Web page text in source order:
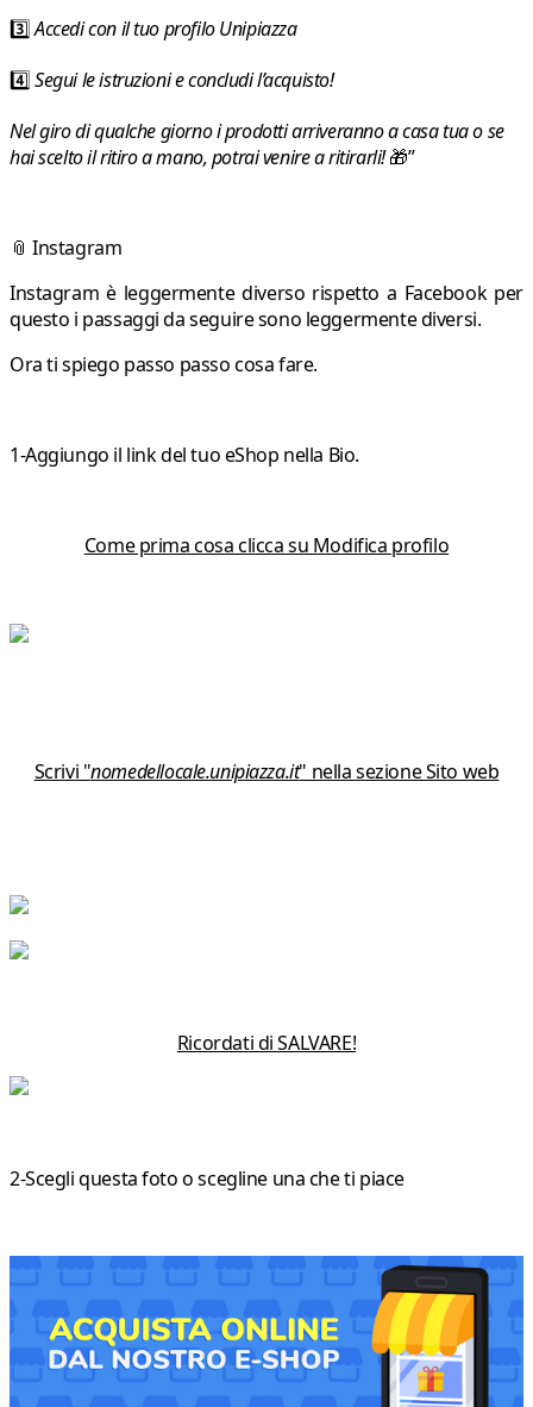
3️⃣Accedi con il tuo profilo Unipiazza
4️⃣Segui le istruzioni e concludi l’acquisto!
Nel giro di qualche giorno i prodotti arriveranno a casa tua o se
hai scelto il ritiro a mano, potrai venire a ritirarli!🎁”
📎 Instagram
Instagram è leggermente diverso rispetto a Facebook per
questo i passaggi da seguire sono leggermente diversi.
Ora ti spiego passo passo cosa fare.
1-Aggiungo il link del tuo eShop nella Bio.
Come prima cosa clicca su Modifica profilo
Scrivi "nomedellocale.unipiazza.it" nella sezione Sito web
Ricordati di SALVARE!
2-Scegli questa foto o scegline una che ti piace